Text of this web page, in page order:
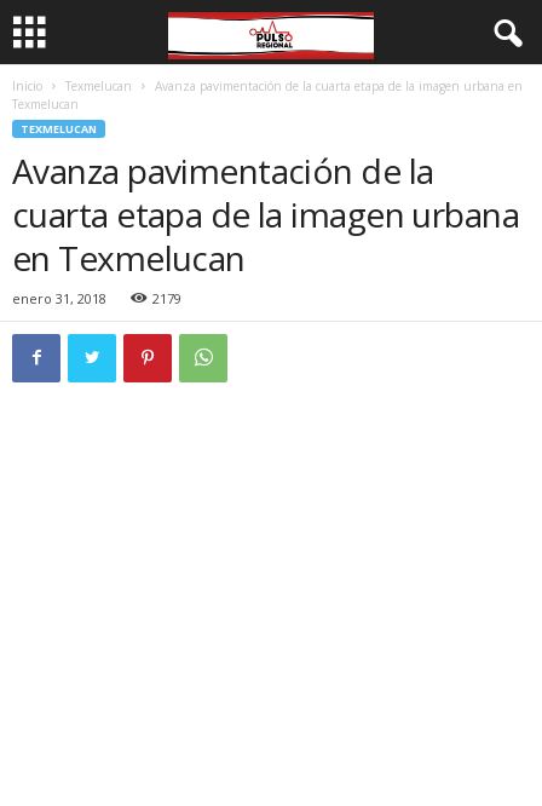
Inicio Texmelucan
Avanza pavimentación de la cuarta etapa de la imagen urbana en
Texmelucan
TEXMELUCAN
Avanza pavimentación de la
cuarta etapa de la imagen urbana
en Texmelucan
enero 31, 2018 2179